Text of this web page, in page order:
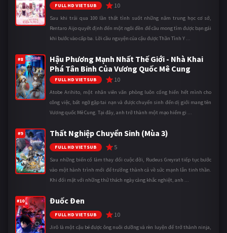
FULL HD VIETSUB 10
Sau khi trải qua 100 lần thất tình suốt những năm trung học cơ sở,
Rentaro Aijo quyết định đến một ngôi đền để cầu mong tìm được bạn gái
khi bước vào cấp ba. Lời cầu nguyện của cậu được Thần Tình Y ...
#8
Hậu Phương Mạnh Nhất Thế Giới - Nhà Khai
Phá Tân Binh Của Vương Quốc Mê Cung
FULL HD VIETSUB 10
Atobe Arihito, một nhân viên văn phòng luôn cống hiến hết mình cho
công việc, bất ngờ gặp tai nạn và được chuyển sinh đến dị giới mang tên
Vương quốc Mê Cung. Tại đây, anh trở thành một mạo hiểm gi ...
#9 Thất Nghiệp Chuyển Sinh (Mùa 3)
FULL HD VIETSUB 5
Sau những biến cố làm thay đổi cuộc đời, Rudeus Greyrat tiếp tục bước
vào một hành trình mới để trưởng thành cả về sức mạnh lẫn tinh thần.
Khi đối mặt với những thử thách ngày càng khắc nghiệt, anh ...
#10 Đuốc Đen
FULL HD VIETSUB 10
Jirô là một cậu bé được ông nuôi dưỡng và rèn luyện để trở thành ninja,